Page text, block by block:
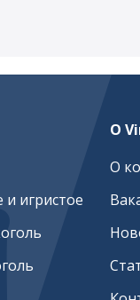
игристое
О
О